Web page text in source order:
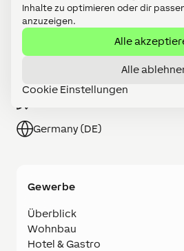
Inhalte zu optimieren oder dir
anzuzeigen.
Alle
Alle
Cookie Einstellungen
Germany (DE)
Gewerbe
Überblick
Wohnbau
Hotel & Gastro